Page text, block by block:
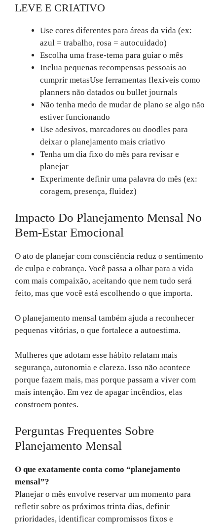
LEVE E CRIATIVO
Use cores diferentes para áreas da vida (ex:
azul = trabalho, rosa = autocuidado)
Escolha uma frase-tema para guiar o mês
Inclua pequenas recompensas pessoais ao
cumprir metasUse ferramentas flexíveis como
planners não datados ou bullet journals
Não tenha medo de mudar de plano se algo não
estiver funcionando
Use adesivos, marcadores ou doodles para
deixar o planejamento mais criativo
Tenha um dia fixo do mês para revisar e
planejar
Experimente definir uma palavra do mês (ex:
coragem, presença, fluidez)
Impacto Do Planejamento Mensal No
Bem-Estar Emocional
O ato de planejar com consciência reduz o sentimento
de culpa e cobrança. Você passa a olhar para a vida
com mais compaixão, aceitando que nem tudo será
feito, mas que você está escolhendo o que importa.
O planejamento mensal também ajuda a reconhecer
pequenas vitórias, o que fortalece a autoestima.
Mulheres que adotam esse hábito relatam mais
segurança, autonomia e clareza. Isso não acontece
porque fazem mais, mas porque passam a viver com
mais intenção. Em vez de apagar incêndios, elas
constroem pontes.
Perguntas Frequentes Sobre
Planejamento Mensal
O que exatamente conta como “planejamento
mensal”?
Planejar o mês envolve reservar um momento para
refletir sobre os próximos trinta dias, definir
prioridades, identificar compromissos fixos e